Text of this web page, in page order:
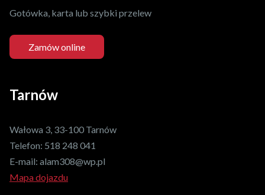
Gotówka, karta lub szybki przelew
Zamów online
Tarnów
Wałowa 3, 33-100 Tarnów
Telefon: 518 248 041
E-mail: alam308@wp.pl
Mapa dojazdu